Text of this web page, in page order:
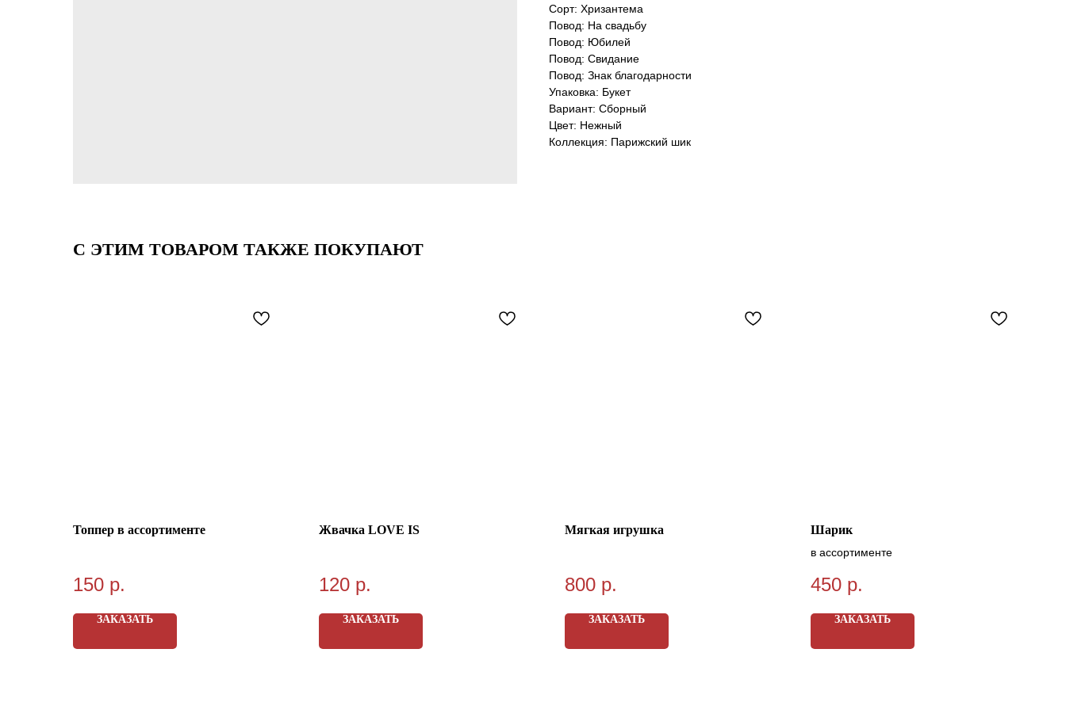
Сорт: Хризантема
Повод: На свадьбу
Повод: Юбилей
Повод: Свидание
Повод: Знак благодарности
Упаковка: Букет
Вариант: Сборный
Цвет: Нежный
Коллекция: Парижский шик
С ЭТИМ ТОВАРОМ ТАКЖЕ ПОКУПАЮТ
Топпер в ассортименте
150 р.
ЗАКАЗАТЬ
Жвачка LOVE IS
120 р.
ЗАКАЗАТЬ
Мягкая игрушка
800 р.
ЗАКАЗАТЬ
Шарик
в ассортименте
450 р.
ЗАКАЗАТЬ